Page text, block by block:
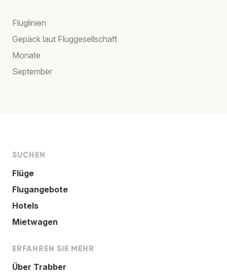
Fluglinien
Gepäck laut Fluggesellschaft
Monate
September
SUCHEN
Flüge
Flugangebote
Hotels
Mietwagen
ERFAHREN SIE MEHR
Über Trabber